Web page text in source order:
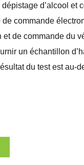
d’alcool et
de commande
et de commande du
un échantillon
du test est au-